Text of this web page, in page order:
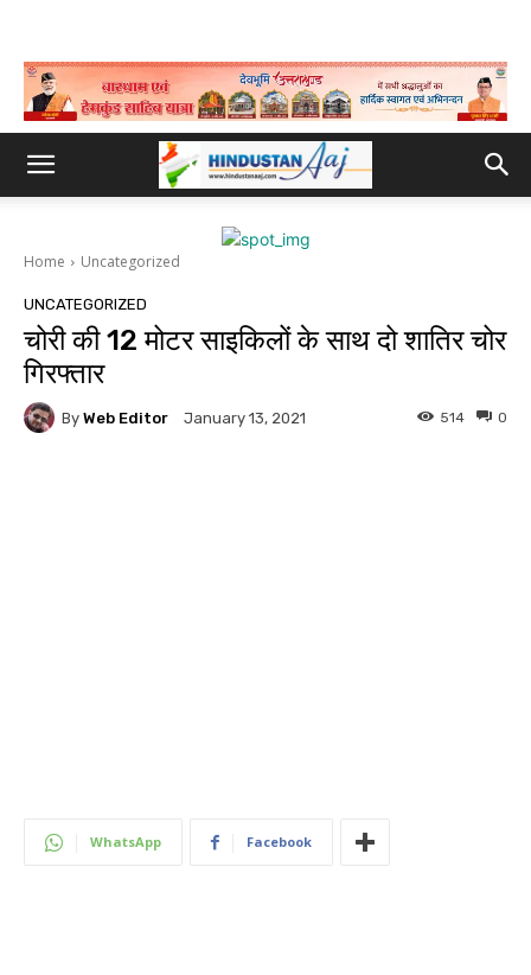
Home Uncategorized
UNCATEGORIZED
चोरी की 12 मोटर साइकिलों के साथ दो शातिर चोर
गिरफ्तार
By Web Editor January 13, 2021 0
514
WhatsApp Facebook